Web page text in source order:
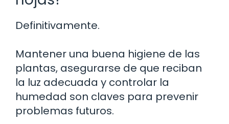
Definitivamente.
Mantener una buena higiene de las
plantas, asegurarse de que reciban
la luz adecuada y controlar la
humedad son claves para prevenir
problemas futuros.